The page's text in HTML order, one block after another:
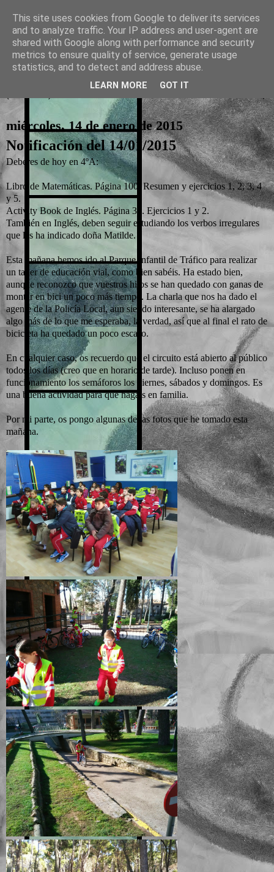
La otra tutoría de Javier
Recursos para Educación Primaria
▼
miércoles, 14 de enero de 2015
Notificación del 14/01/2015
Deberes de hoy en 4ºA:
Libro de Matemáticas. Página 100. Resumen y ejercicios 1, 2, 3, 4
y 5.
Activity Book de Inglés. Página 35. Ejercicios 1 y 2.
También en Inglés, deben seguir estudiando los verbos irregulares
que les ha indicado doña Matilde.
Esta mañana hemos ido al Parque Infantil de Tráfico para realizar
un taller de educación vial, como bien sabéis. Ha estado bien,
aunque reconozco que vuestros hijos se han quedado con ganas de
montar en bici un poco más tiempo. La charla que nos ha dado el
agente de la Policía Local, aun siendo interesante, se ha alargado
algo más de lo que me esperaba, la verdad, así que al final el rato de
bicicleta ha quedado un poco escaso.
En cualquier caso, os recuerdo que el circuito está abierto al público
todos los días (creo que en horario de tarde). Incluso ponen en
funcionamiento los semáforos los viernes, sábados y domingos. Es
una buena actividad para que hagáis en familia.
Por mi parte, os pongo algunas de las fotos que he tomado esta
mañana.
This site uses cookies from Google to deliver its services
and to analyze traffic. Your IP address and user-agent are
shared with Google along with performance and security
metrics to ensure quality of service, generate usage
statistics, and to detect and address abuse.
LEARN MORE GOT IT